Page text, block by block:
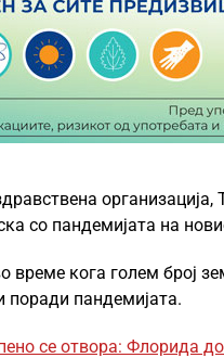
со пандемијата на
кога голем број
пандемијата.
се отвора: Флорида